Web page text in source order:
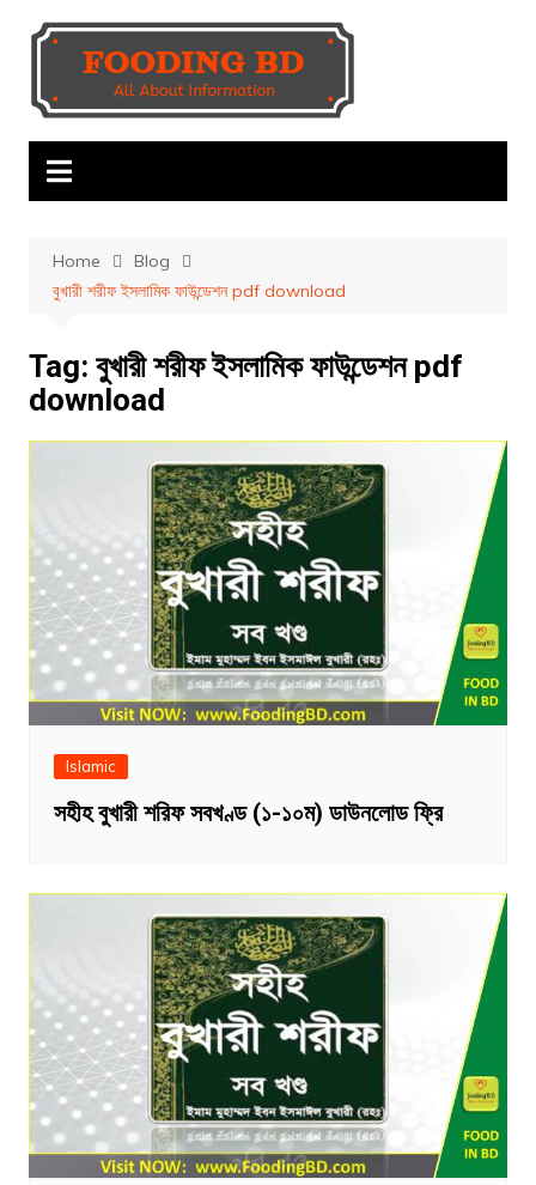
Home
Blog
বুখারী শরীফ ইসলামিক ফাউন্ডেশন pdf download
Tag: বুখারী শরীফ ইসলামিক ফাউন্ডেশন pdf
download
Islamic
সহীহ বুখারী শরিফ সবখণ্ড (১-১০ম) ডাউনলোড ফ্রি